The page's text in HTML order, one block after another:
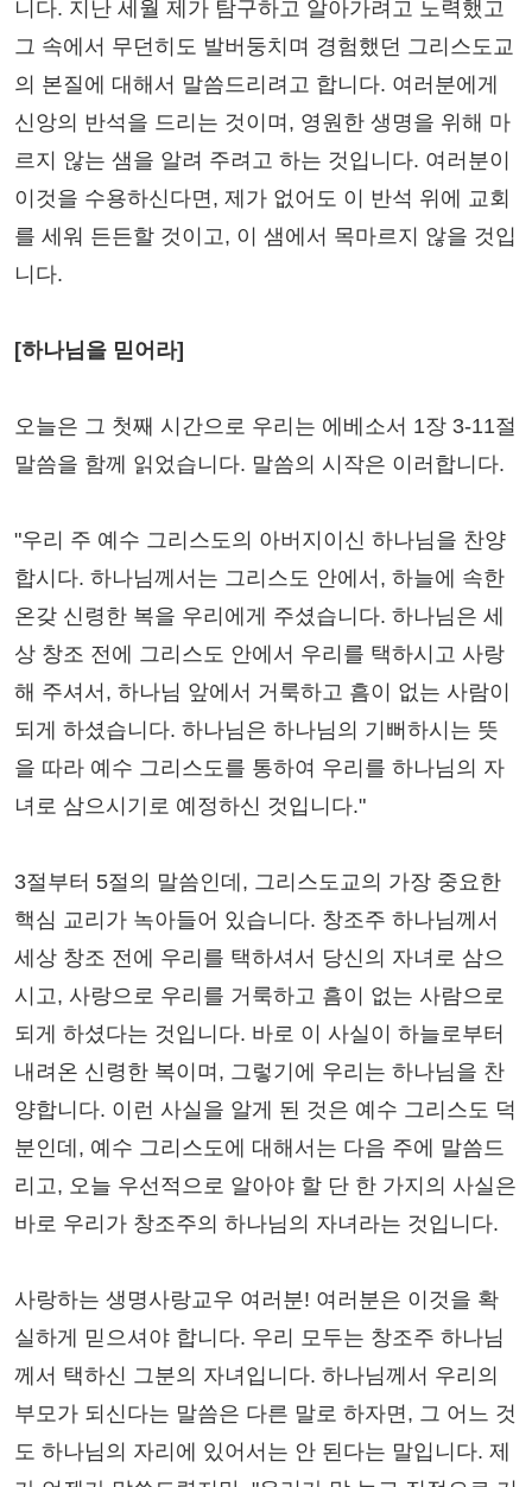
니다. 지난 세월 제가 탐구하고 알아가려고 노력했고
그 속에서 무던히도 발버둥치며 경험했던 그리스도교
의 본질에 대해서 말씀드리려고 합니다. 여러분에게
신앙의 반석을 드리는 것이며, 영원한 생명을 위해 마
르지 않는 샘을 알려 주려고 하는 것입니다. 여러분이
이것을 수용하신다면, 제가 없어도 이 반석 위에 교회
를 세워 든든할 것이고, 이 샘에서 목마르지 않을 것입
니다.
[하나님을 믿어라]
오늘은 그 첫째 시간으로 우리는 에베소서 1장 3-11절
말씀을 함께 읽었습니다. 말씀의 시작은 이러합니다.
"우리 주 예수 그리스도의 아버지이신 하나님을 찬양
합시다. 하나님께서는 그리스도 안에서, 하늘에 속한
온갖 신령한 복을 우리에게 주셨습니다. 하나님은 세
상 창조 전에 그리스도 안에서 우리를 택하시고 사랑
해 주셔서, 하나님 앞에서 거룩하고 흠이 없는 사람이
되게 하셨습니다. 하나님은 하나님의 기뻐하시는 뜻
을 따라 예수 그리스도를 통하여 우리를 하나님의 자
녀로 삼으시기로 예정하신 것입니다."
3절부터 5절의 말씀인데, 그리스도교의 가장 중요한
핵심 교리가 녹아들어 있습니다. 창조주 하나님께서
세상 창조 전에 우리를 택하셔서 당신의 자녀로 삼으
시고, 사랑으로 우리를 거룩하고 흠이 없는 사람으로
되게 하셨다는 것입니다. 바로 이 사실이 하늘로부터
내려온 신령한 복이며, 그렇기에 우리는 하나님을 찬
양합니다. 이런 사실을 알게 된 것은 예수 그리스도 덕
분인데, 예수 그리스도에 대해서는 다음 주에 말씀드
리고, 오늘 우선적으로 알아야 할 단 한 가지의 사실은
바로 우리가 창조주의 하나님의 자녀라는 것입니다.
사랑하는 생명사랑교우 여러분! 여러분은 이것을 확
실하게 믿으셔야 합니다. 우리 모두는 창조주 하나님
께서 택하신 그분의 자녀입니다. 하나님께서 우리의
부모가 되신다는 말씀은 다른 말로 하자면, 그 어느 것
도 하나님의 자리에 있어서는 안 된다는 말입니다. 제